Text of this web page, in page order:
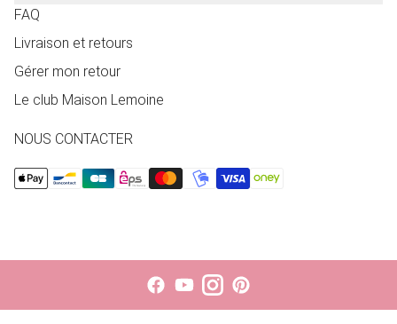
FAQ
Livraison et retours
Gérer mon retour
Le club Maison Lemoine
NOUS CONTACTER